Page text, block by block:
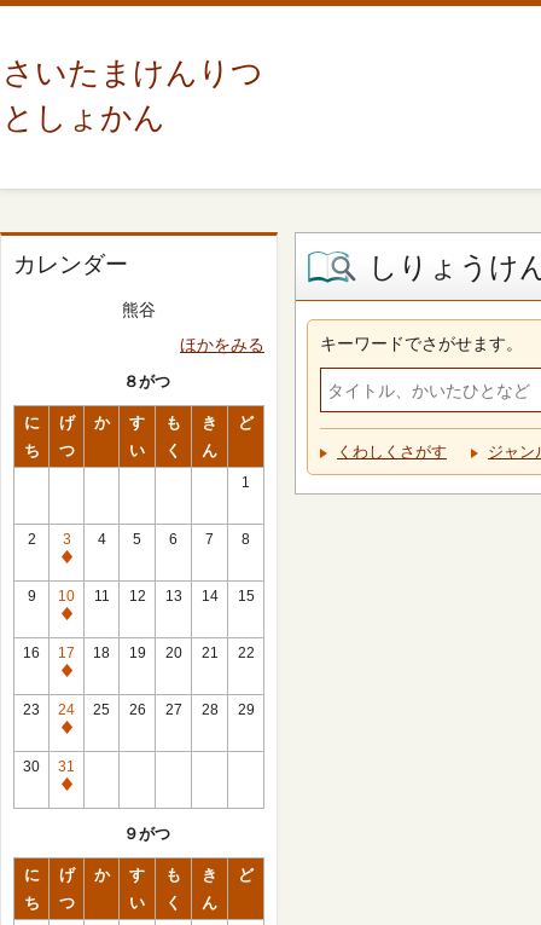
さいたまけんりつ
としょかん
カレンダー
熊谷
ほかをみる
８がつ
に
ち
げ
つ
か
す
い
も
く
き
ん
ど
1
2
3
休
館
日
4 5 6 7 8
9
10
休
館
日
11 12 13 14 15
16
17
休
館
日
18 19 20 21 22
23
24
休
館
日
25 26 27 28 29
30
31
休
９がつ
に
ち
げ
つ
か
す
い
も
く
き
ん
ど
しりょうけ
キーワードでさがせます。
くわしくさがす ジャン